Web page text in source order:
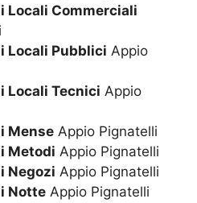
Locali Commerciali
Locali Pubblici Appio
Locali Tecnici Appio
Mense Appio Pignatelli
Metodi Appio Pignatelli
Negozi Appio Pignatelli
Notte Appio Pignatelli